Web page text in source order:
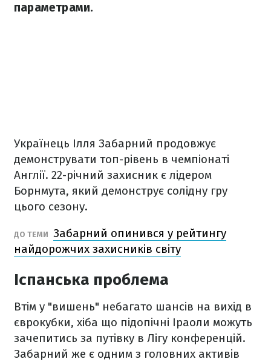
параметрами.
Українець Ілля Забарний продовжує
демонструвати топ-рівень в чемпіонаті
Англії. 22-річний захисник є лідером
Борнмута, який демонструє солідну гру
цього сезону.
ДО ТЕМИ Забарний опинився у рейтингу
найдорожчих захисників світу
Іспанська проблема
Втім у "вишень" небагато шансів на вихід в
єврокубки, хіба що підопічні Іраоли можуть
зачепитись за путівку в Лігу конференцій.
Забарний же є одним з головних активів